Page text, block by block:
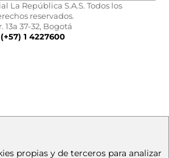
La República S.A.S. Todos los
reservados.
13a 37-32, Bogotá
(+57) 1 4227600
propias y de terceros para analizar